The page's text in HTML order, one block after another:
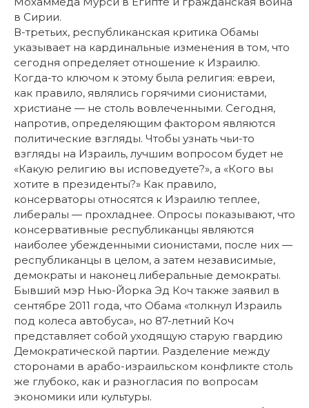
в Сирии.
В-третьих, республиканская критика Обамы
указывает на кардинальные изменения в том, что
сегодня определяет отношение к Израилю.
Когда-то ключом к этому была религия: евреи,
как правило, являлись горячими сионистами,
христиане — не столь вовлеченными. Сегодня,
напротив, определяющим фактором являются
политические взгляды. Чтобы узнать чьи-то
взгляды на Израиль, лучшим вопросом будет не
«Какую религию вы исповедуете?», а «Кого вы
хотите в президенты?» Как правило,
консерваторы относятся к Израилю теплее,
либералы — прохладнее. Опросы показывают, что
консервативные республиканцы являются
наиболее убежденными сионистами, после них —
республиканцы в целом, а затем независимые,
демократы и наконец либеральные демократы.
Бывший мэр Нью-Йорка Эд Коч также заявил в
сентябре 2011 года, что Обама «толкнул Израиль
под колеса автобуса», но 87-летний Коч
представляет собой уходящую старую гвардию
Демократической партии. Разделение между
сторонами в арабо-израильском конфликте столь
же глубоко, как и разногласия по вопросам
экономики или культуры.